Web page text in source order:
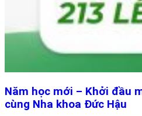
Năm học mới – Khởi đầu
cùng Nha khoa Đức Hậu